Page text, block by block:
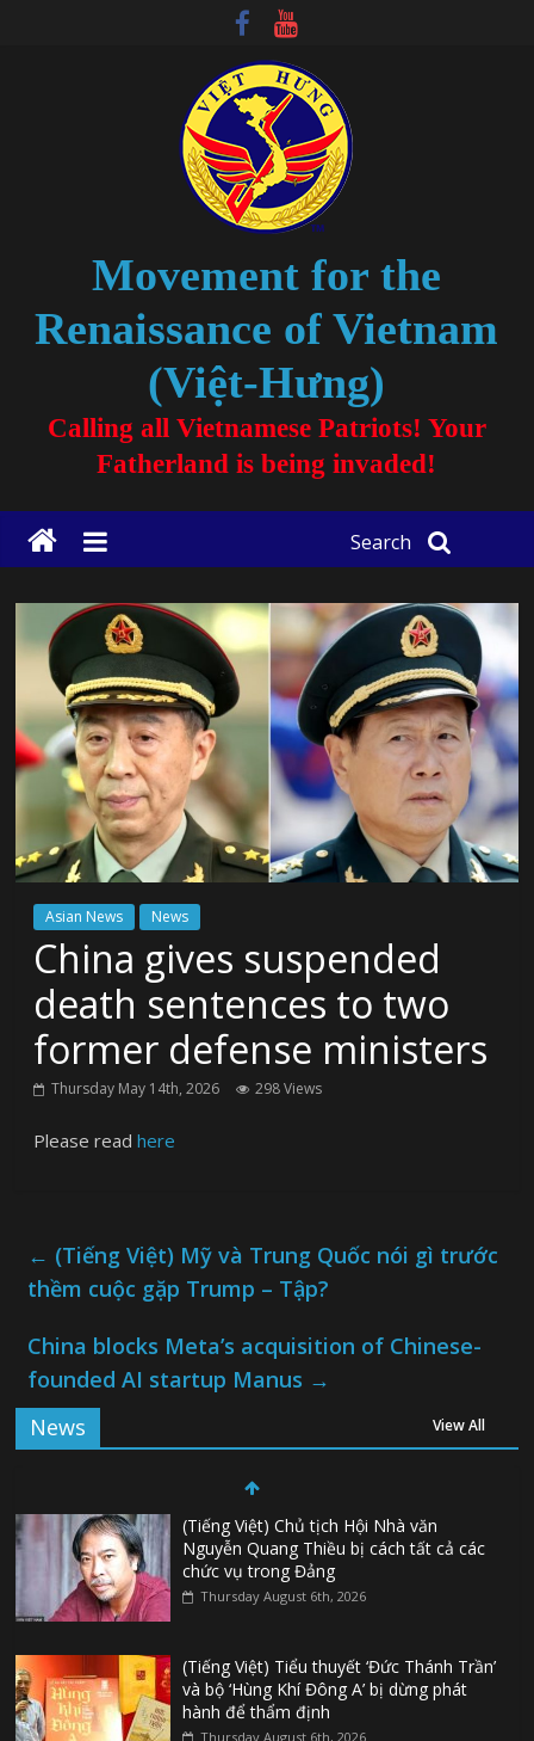
Movement for the
Renaissance of Vietnam
(Việt-Hưng)
Calling all Vietnamese Patriots! Your
Fatherland is being invaded!
Search
Asian News News
China gives suspended
death sentences to two
former defense ministers
Thursday May 14th, 2026 298 Views
Please readhere
← (Tiếng Việt) Mỹ và Trung Quốc nói gì trước
thềm cuộc gặp Trump – Tập?
China blocks Meta’s acquisition of Chinese-
founded AI startup Manus →
News
View All
(Tiếng Việt) Chủ tịch Hội Nhà văn
Nguyễn Quang Thiều bị cách tất cả các
chức vụ trong Đảng
Thursday August 6th, 2026
(Tiếng Việt) Tiểu thuyết ‘Đức Thánh Trần’
và bộ ‘Hùng Khí Đông A’ bị dừng phát
hành để thẩm định
Thursday August 6th, 2026